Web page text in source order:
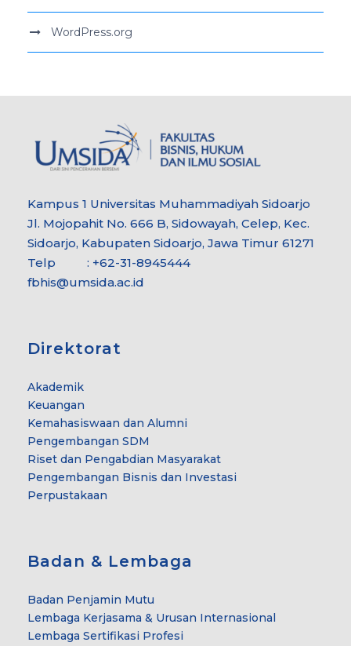
WordPress.org
Kampus 1 Universitas Muhammadiyah Sidoarjo
Jl. Mojopahit No. 666 B, Sidowayah, Celep, Kec.
Sidoarjo, Kabupaten Sidoarjo, Jawa Timur 61271
Telp : +62-31-8945444
fbhis@umsida.ac.id
Direktorat
Akademik
Keuangan
Kemahasiswaan dan Alumni
Pengembangan SDM
Riset dan Pengabdian Masyarakat
Pengembangan Bisnis dan Investasi
Perpustakaan
Badan & Lembaga
Badan Penjamin Mutu
Lembaga Kerjasama & Urusan Internasional
Lembaga Sertifikasi Profesi